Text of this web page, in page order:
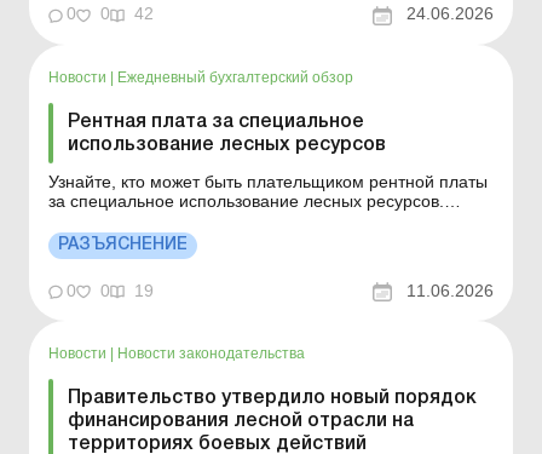
законопроект – узнайте из этого материала. Больше по
предприя...
0 0 42 24.06.2026
Новости | Ежедневный бухгалтерский обзор
Рентная плата за специальное
использование лесных ресурсов
Узнайте, кто может быть плательщиком рентной платы
за специальное использование лесных ресурсов.
земельного участка Влияние средств финансовой
поддержки на долю сельхозтоваропроизводства:
адекватная позиция Минфина Управление
налогообложения юридич...
РАЗЪЯСНЕНИЕ
0 0 19 11.06.2026
Новости | Новости законодательства
Правительство утвердило новый порядок
финансирования лесной отрасли на
территориях боевых действий